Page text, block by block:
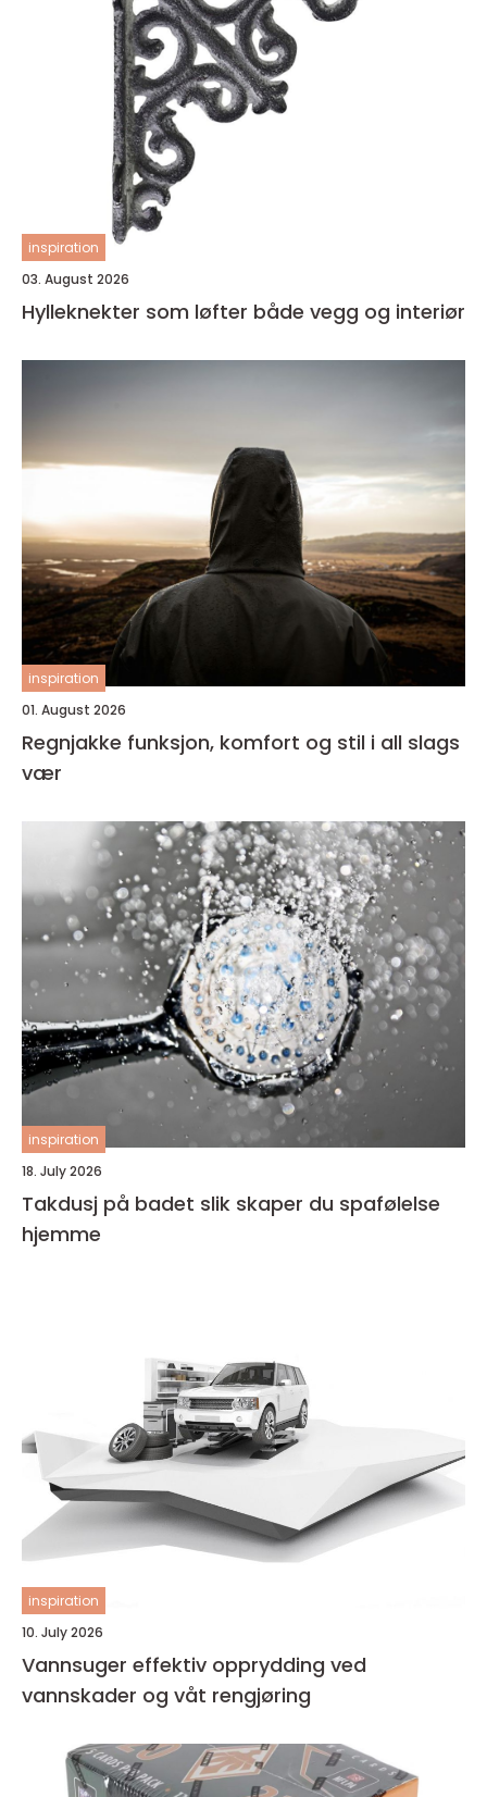
inspiration
03. August 2026
Hylleknekter som løfter både vegg og interiør
inspiration
01. August 2026
Regnjakke funksjon, komfort og stil i all slags
vær
inspiration
18. July 2026
Takdusj på badet slik skaper du spafølelse
hjemme
inspiration
10. July 2026
Vannsuger effektiv opprydding ved
vannskader og våt rengjøring